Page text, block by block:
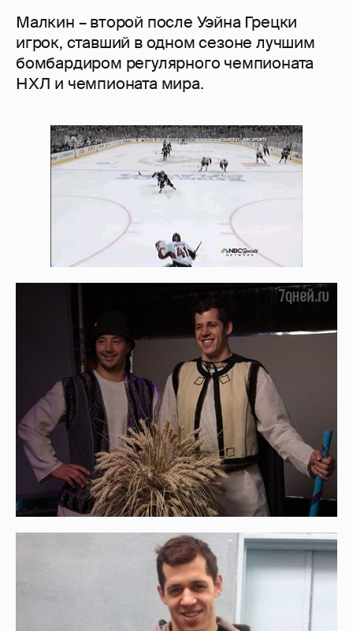
Малкин – второй после Уэйна Грецки
игрок, ставший в одном сезоне лучшим
бомбардиром регулярного чемпионата
НХЛ и чемпионата мира.